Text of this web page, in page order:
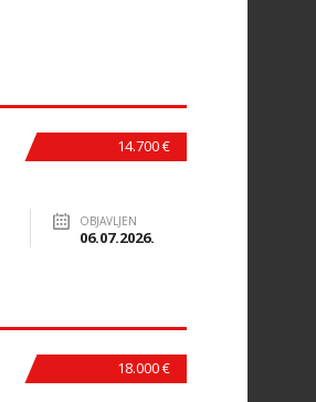
14.700 €
OBJAVLJEN
06.07.2026.
18.000 €